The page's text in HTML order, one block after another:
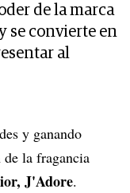
de la marca
se convierte en
al
y ganando
la fragancia
J'Adore.